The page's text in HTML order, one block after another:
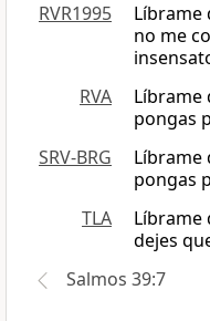
RVR1995
Líbrame
no me
RVA
Líbrame
pongas
SRV-BRG
Líbrame
pongas
TLA
Líbrame
dejes
Salmos 39:7